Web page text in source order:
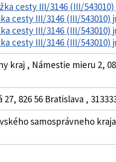
cesty III/3146 (III/
cesty III/3146 (III/
cesty III/3146 (III/
cesty III/3146 (III/
, Námestie mieru 2,
826 56 Bratislava ,
samosprávneho